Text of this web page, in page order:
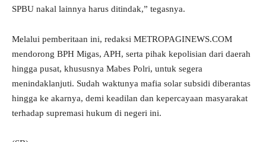
SPBU nakal lainnya harus ditindak,” tegasnya.
Melalui pemberitaan ini, redaksi METROPAGINEWS.COM
mendorong BPH Migas, APH, serta pihak kepolisian dari daerah
hingga pusat, khususnya Mabes Polri, untuk segera
menindaklanjuti. Sudah waktunya mafia solar subsidi diberantas
hingga ke akarnya, demi keadilan dan kepercayaan masyarakat
terhadap supremasi hukum di negeri ini.